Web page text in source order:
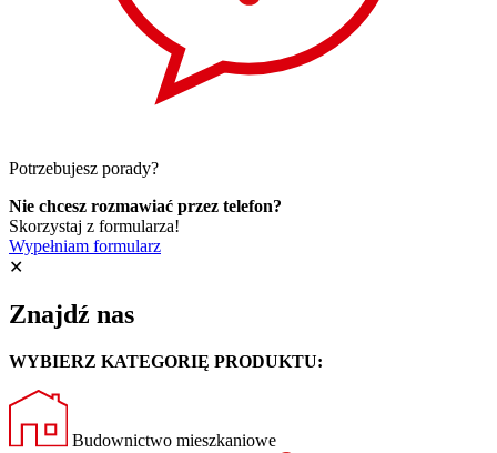
Potrzebujesz porady?
Nie chcesz rozmawiać przez telefon?
Skorzystaj z formularza!
Wypełniam formularz
✕
Znajdź nas
WYBIERZ KATEGORIĘ PRODUKTU:
Budownictwo mieszkaniowe